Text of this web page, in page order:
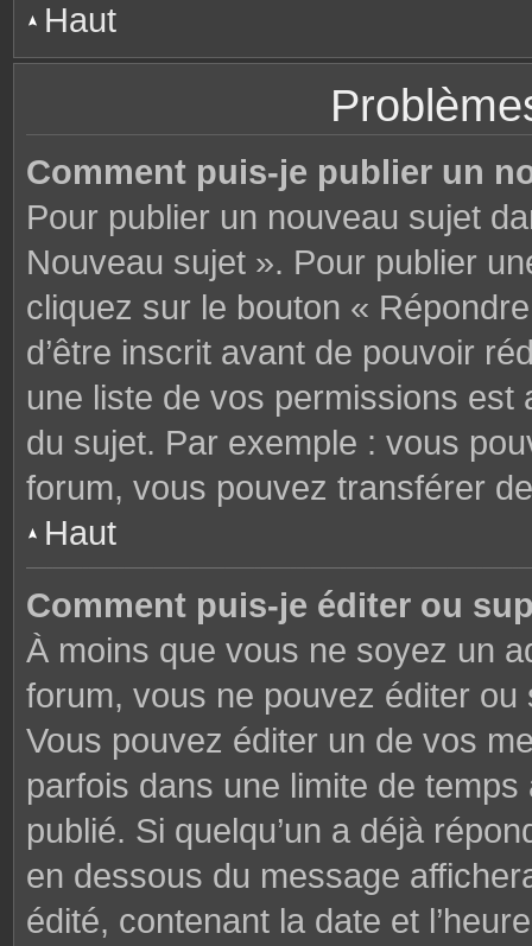
Haut
Comment puis-je publier un
Pour publier un nouveau sujet
Nouveau sujet ». Pour publier
cliquez sur le bouton «
d’être inscrit avant de pouvoir
une liste de vos permissions est
du sujet. Par exemple : vous
forum, vous pouvez transférer
Haut
Comment puis-je éditer ou
À moins que vous ne soyez un
forum, vous ne pouvez éditer
Vous pouvez éditer un de vos
parfois dans une limite de
publié. Si quelqu’un a déjà
en dessous du message
édité, contenant la date et